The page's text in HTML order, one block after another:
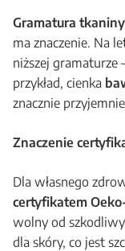
Gramatura tkaniny
ma znaczenie. Na
niższej gramaturze
przykład, cienka
znacznie
Znaczenie
Dla własnego
certyfikatem
wolny od
dla skóry, co jest